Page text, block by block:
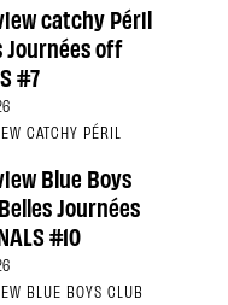
catchy Péril
Journées off
#7
CATCHY PÉRIL
Blue Boys
Journées
#10
BLUE BOYS CLUB